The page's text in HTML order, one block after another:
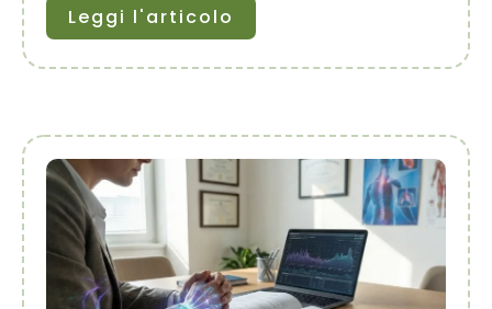
Leggi l'articolo